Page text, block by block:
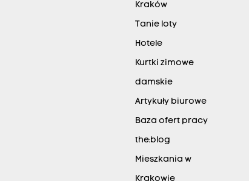
Kraków
Tanie loty
Hotele
Kurtki zimowe
damskie
Artykuły biurowe
Baza ofert pracy
the:blog
Mieszkania w
Krakowie